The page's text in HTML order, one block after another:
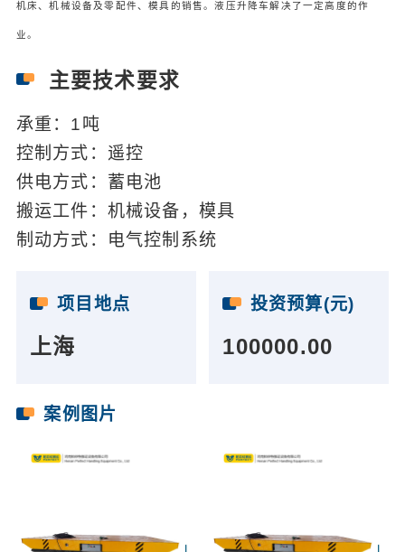
机床、机械设备及零配件、模具的销售。液压升降车解决了一定高度的作
业。
主要技术要求
承重：1吨
控制方式：遥控
供电方式：蓄电池
搬运工件：机械设备，模具
制动方式：电气控制系统
项目地点
上海
投资预算(元)
100000.00
案例图片